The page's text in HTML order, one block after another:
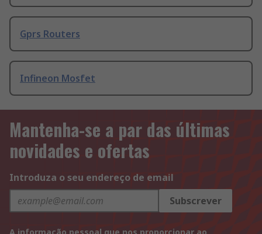
Gprs Routers
Infineon Mosfet
Mantenha-se a par das últimas
novidades e ofertas
Introduza o seu endereço de email
Subscrever